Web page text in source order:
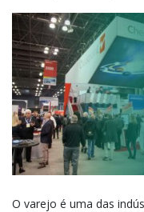
O varejo é uma das